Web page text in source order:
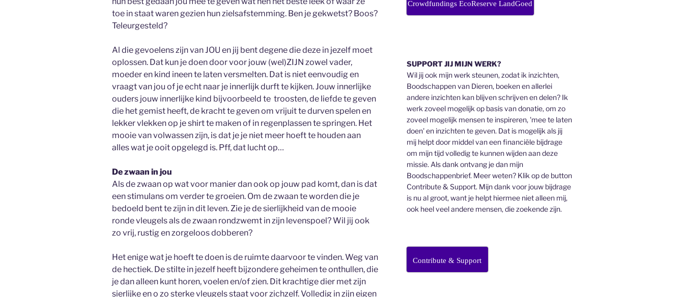
toe in staat waren gezien hun zielsafstemming. Ben je gekwetst? Boos?
Teleurgesteld?
Al die gevoelens zijn van JOU en jij bent degene die deze in jezelf moet
oplossen. Dat kun je doen door voor jouw (wel)ZIJN zowel vader,
moeder en kind ineen te laten versmelten. Dat is niet eenvoudig en
vraagt van jou of je echt naar je innerlijk durft te kijken. Jouw innerlijke
ouders jouw innerlijke kind bijvoorbeeld te troosten, de liefde te geven
die het gemist heeft, de kracht te geven om vrijuit te durven spelen en
lekker vlekken op je shirt te maken of in regenplassen te springen. Het
mooie van volwassen zijn, is dat je je niet meer hoeft te houden aan
alles wat je ooit opgelegd is. Pff, dat lucht op…
De zwaan in jou
Als de zwaan op wat voor manier dan ook op jouw pad komt, dan is dat
een stimulans om verder te groeien. Om de zwaan te worden die je
bedoeld bent te zijn in dit leven. Zie je de sierlijkheid van de mooie
ronde vleugels als de zwaan rondzwemt in zijn levenspoel? Wil jij ook
zo vrij, rustig en zorgeloos dobberen?
Het enige wat je hoeft te doen is de ruimte daarvoor te vinden. Weg van
de hectiek. De stilte in jezelf heeft bijzondere geheimen te onthullen, die
je dan alleen kunt horen, voelen en/of zien. Dit krachtige dier met zijn
sierlijke en o zo sterke vleugels staat voor zichzelf. Volledig in zijn eigen
Crowdfundings EcoReserve LandGoed
SUPPORT JIJ MIJN WERK?
Wil jij ook mijn werk steunen, zodat ik inzichten,
Boodschappen van Dieren, boeken en allerlei
andere inzichten kan blijven schrijven en delen? Ik
werk zoveel mogelijk op basis van donatie, om zo
zoveel mogelijk mensen te inspireren, 'mee te laten
doen' en inzichten te geven. Dat is mogelijk als jij
mij helpt door middel van een financiële bijdrage
om mijn tijd volledig te kunnen wijden aan deze
missie. Als dank ontvang je dan mijn
Boodschappenbrief. Meer weten? Klik op de button
Contribute & Support. Mijn dank voor jouw bijdrage
is nu al groot, want je helpt hiermee niet alleen mij,
ook heel veel andere mensen, die zoekende zijn.
Contribute & Support